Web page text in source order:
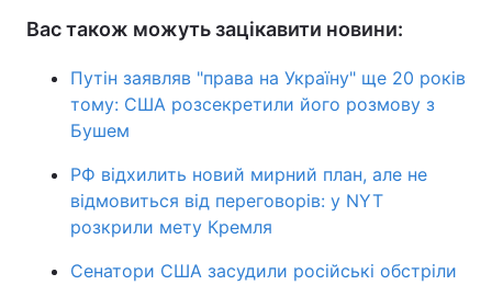
Вас також можуть зацікавити новини:
Путін заявляв "права на Україну" ще 20 років
тому: США розсекретили його розмову з
Бушем
РФ відхилить новий мирний план, але не
відмовиться від переговорів: у NYT
розкрили мету Кремля
Сенатори США засудили російські обстріли